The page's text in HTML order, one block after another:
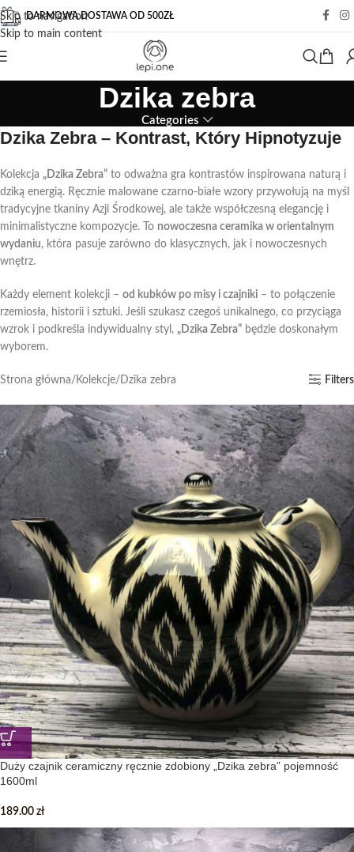
Skip to navigation
Skip to main content
DARMOWA DOSTAWA OD 500ZŁ
Dzika zebra
Categories
Dzika Zebra – Kontrast, Który Hipnotyzuje
Kolekcja „Dzika Zebra” to odważna gra kontrastów inspirowana naturą i
dziką energią. Ręcznie malowane czarno-białe wzory przywołują na myśl
tradycyjne tkaniny Azji Środkowej, ale także współczesną elegancję i
minimalistyczne kompozycje. To nowoczesna ceramika w orientalnym
wydaniu, która pasuje zarówno do klasycznych, jak i nowoczesnych
wnętrz.
Każdy element kolekcji – od kubków po misy i czajniki – to połączenie
rzemiosła, historii i sztuki. Jeśli szukasz czegoś unikalnego, co przyciąga
wzrok i podkreśla indywidualny styl, „Dzika Zebra” będzie doskonałym
wyborem.
Strona główna Kolekcje Dzika zebra Filters
Duży czajnik ceramiczny ręcznie zdobiony „Dzika zebra” pojemność
1600ml
189.00 zł